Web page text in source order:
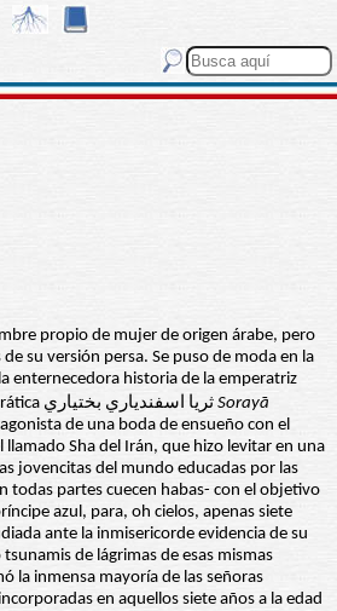
propio de mujer de origen árabe, pero
su versión persa. Se puso de moda en la
enternecedora historia de la emperatriz
Sorayā
de una boda de ensueño con el
llamado Sha del Irán, que hizo levitar en una
jovencitas del mundo educadas por las
todas partes cuecen habas- con el objetivo
azul, para, oh cielos, apenas siete
ante la inmisericorde evidencia de su
de lágrimas de esas mismas
la inmensa mayoría de las señoras
en aquellos siete años a la edad